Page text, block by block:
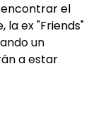
encontrar el
la ex "Friends"
un
a estar